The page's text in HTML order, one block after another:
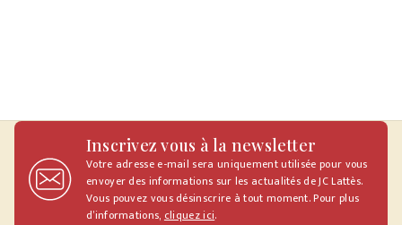
Inscrivez vous à la newsletter
Votre adresse e-mail sera uniquement utilisée pour vous
envoyer des informations sur les actualités de JC Lattès.
Vous pouvez vous désinscrire à tout moment. Pour plus
d’informations, cliquez ici.